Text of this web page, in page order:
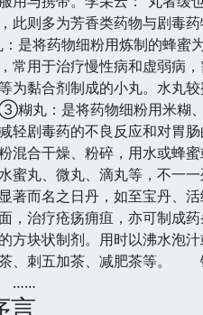
此则多为芳香类药物与剧毒
是将药物细粉用炼制的蜂蜜
常用于治疗慢性病和虚弱病
为黏合剂制成的小丸。水丸
糊丸：是将药物细粉用米糊
轻剧毒药的不良反应和对胃
混合干燥、粉碎，用水或
蜜丸、微丸、滴丸等，不
著而名之日丹，如至宝丹、
，治疗疮疡痈疽，亦可制
方块状制剂。用时以沸水泡
、刺五加茶、减肥茶等。
……
言